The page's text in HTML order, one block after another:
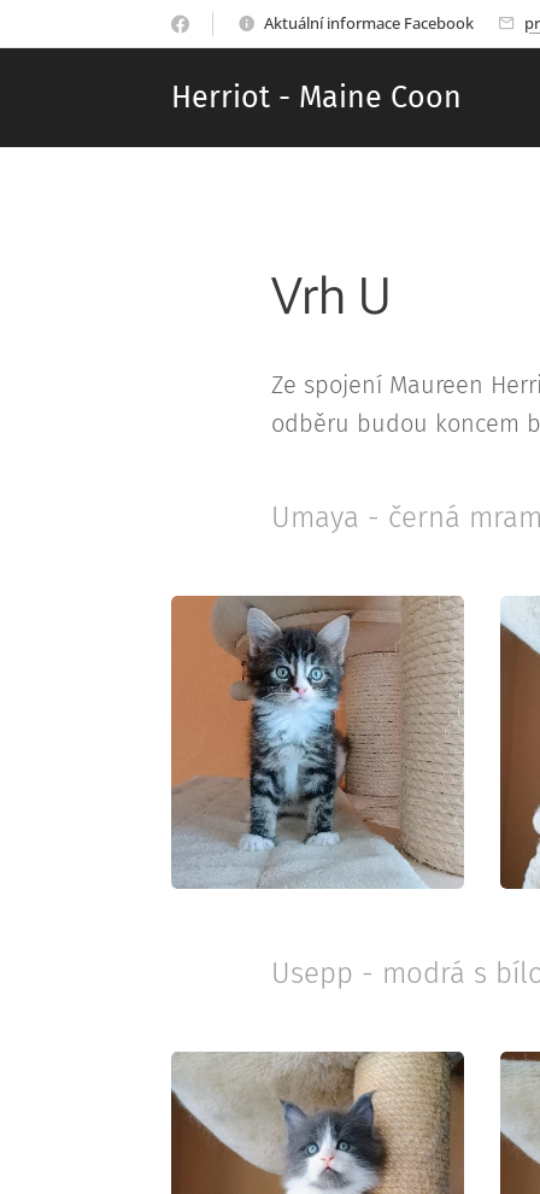
Aktuální informace Facebook
Herriot - Maine Coon
Vrh U
Ze spojení Maureen
odběru budou koncem
Umaya - černá
Usepp - modrá s